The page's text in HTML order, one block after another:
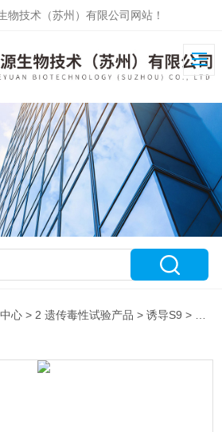
物技术（苏州）有限公司网站！
心 > 2 遗传毒性试验产品 >诱导S9 > 哺乳动物微粒体酶S9/诱导大鼠肝S9